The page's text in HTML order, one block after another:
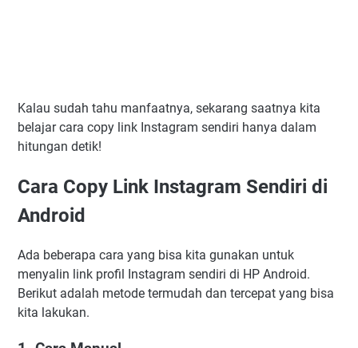
Kalau sudah tahu manfaatnya, sekarang saatnya kita
belajar cara copy link Instagram sendiri hanya dalam
hitungan detik!
Cara Copy Link Instagram Sendiri di
Android
Ada beberapa cara yang bisa kita gunakan untuk
menyalin link profil Instagram sendiri di HP Android.
Berikut adalah metode termudah dan tercepat yang bisa
kita lakukan.